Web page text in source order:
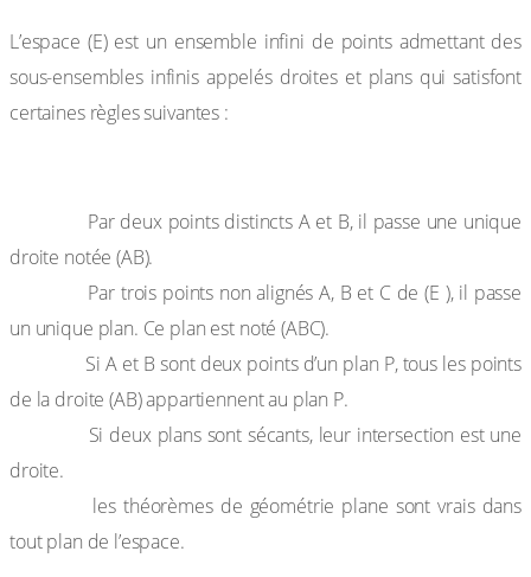
L’espace (E) est un ensemble infini de points admettant des
sous-ensembles infinis appelés droites et plans qui satisfont
certaines règles suivantes :
Par deux points distincts A et B, il passe une unique
droite notée (AB).
Par trois points non alignés A, B et C de (E ), il passe
un unique plan. Ce plan est noté (ABC).
Si A et B sont deux points d’un plan P, tous les points
de la droite (AB) appartiennent au plan P.
Si deux plans sont sécants, leur intersection est une
droite.
les théorèmes de géométrie plane sont vrais dans
tout plan de l’espace.